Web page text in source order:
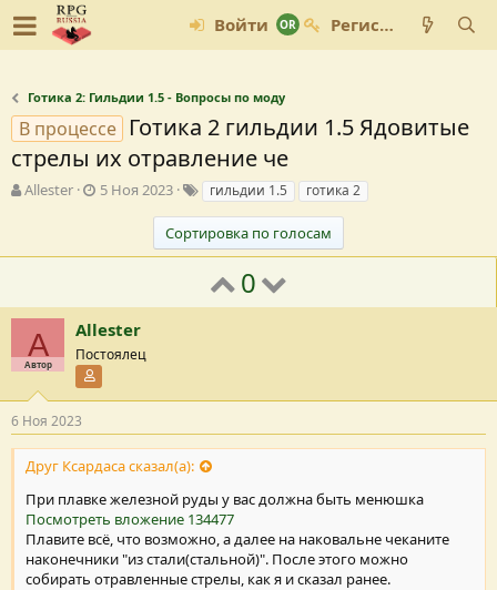
Войти Регистрация
Готика 2: Гильдии 1.5 - Вопросы по моду
В процессе
Готика 2 гильдии 1.5 Ядовитые
стрелы их отравление че
А
е
ы
Allester
Д
з
д
а
н
и
я
5 Ноя 2023
Т
г
и
гильдии 1.5 готика 2
Сортировка по голосам
0
Автор
A Allester
Постоялец
6 Ноя 2023
Друг Ксардаса сказал(а):
При плавке железной руды у вас должна быть менюшка
Посмотреть вложение 134477
Плавите всё, что возможно, а далее на наковальне чеканите
наконечники "из стали(стальной)". После этого можно
собирать отравленные стрелы, как я и сказал ранее.